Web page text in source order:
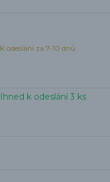
K odeslání za 7-10 dnů
Ihned k odeslání 3 ks